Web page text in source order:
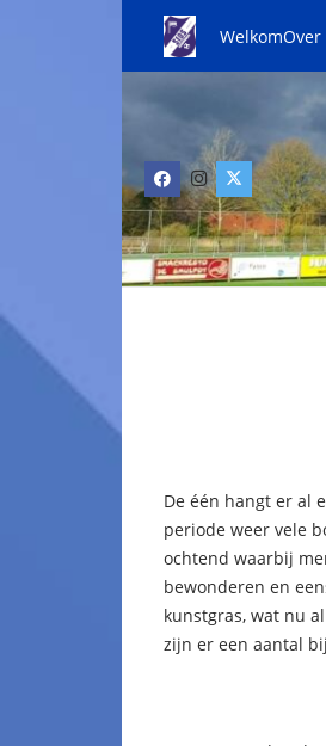
WelkomOver
De één hangt er al
periode weer vele
ochtend waarbij
bewonderen en
kunstgras, wat nu
zijn er een aantal